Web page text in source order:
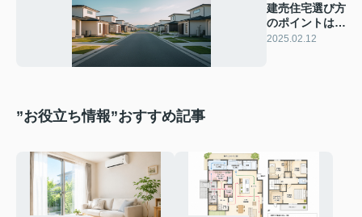
建売住宅選び方
のポイントは？
住宅購入時の重
2025.02.12
”お役立ち情報”おすすめ記事